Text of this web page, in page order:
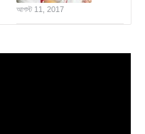
আগস্ট 11, 2017